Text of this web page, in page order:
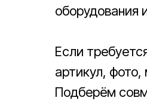
оборудования
Если
артикул,
Подберём